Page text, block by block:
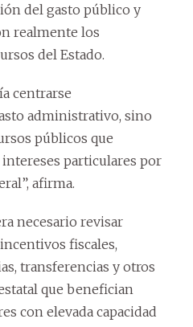
del gasto público y
realmente los
del Estado.
centrarse
administrativo, sino
públicos que
particulares por
afirma.
necesario revisar
fiscales,
transferencias y otros
que benefician
con elevada capacidad